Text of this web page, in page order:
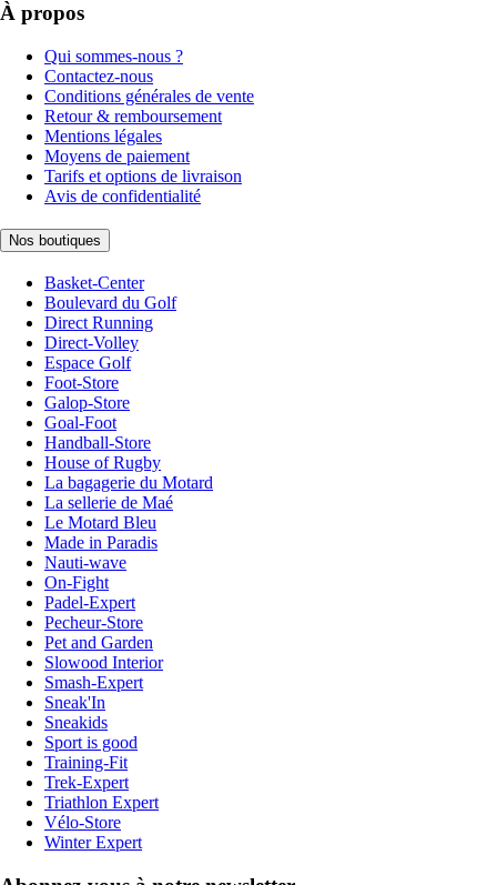
À propos
Qui sommes-nous ?
Contactez-nous
Conditions générales de vente
Retour & remboursement
Mentions légales
Moyens de paiement
Tarifs et options de livraison
Avis de confidentialité
Nos boutiques
Basket-Center
Boulevard du Golf
Direct Running
Direct-Volley
Espace Golf
Foot-Store
Galop-Store
Goal-Foot
Handball-Store
House of Rugby
La bagagerie du Motard
La sellerie de Maé
Le Motard Bleu
Made in Paradis
Nauti-wave
On-Fight
Padel-Expert
Pecheur-Store
Pet and Garden
Slowood Interior
Smash-Expert
Sneak'In
Sneakids
Sport is good
Training-Fit
Trek-Expert
Triathlon Expert
Vélo-Store
Winter Expert